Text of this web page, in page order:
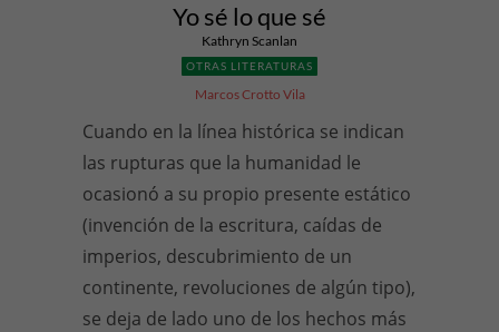
Yo sé lo que sé
Kathryn Scanlan
OTRAS LITERATURAS
Marcos Crotto Vila
Cuando en la línea histórica se indican
las rupturas que la humanidad le
ocasionó a su propio presente estático
(invención de la escritura, caídas de
imperios, descubrimiento de un
continente, revoluciones de algún tipo),
se deja de lado uno de los hechos más